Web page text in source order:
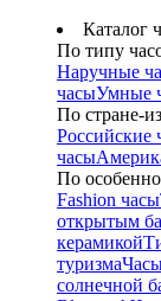
Каталог
По типу
Наручные
часыУмные
По стране-
Российские
часы
По
Fashion часы
открытым
керамикой
туризма
солнечной